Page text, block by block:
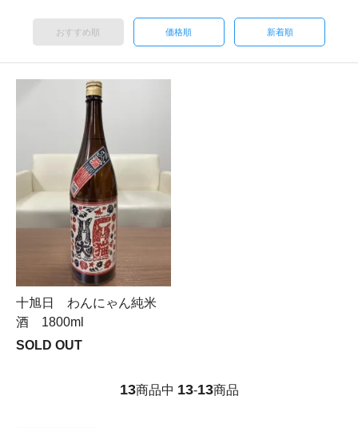
おすすめ順 価格順 新着順
十旭日 わんにゃん純米
酒 1800ml
SOLD OUT
13商品中 13-13商品